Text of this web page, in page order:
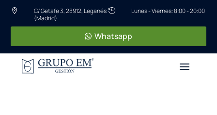

C/ Getafe 3, 28912, Leganés
(Madrid)
 Lunes - Viernes: 8:00 - 20:00
Whatsapp